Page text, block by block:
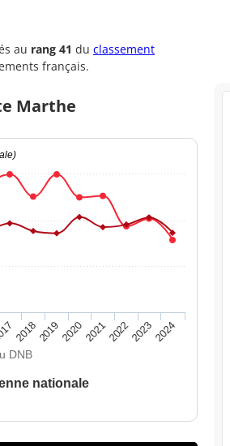
au rang 41 du classement
français.
Marthe
DNB
nationale
2018201920202021202220232024